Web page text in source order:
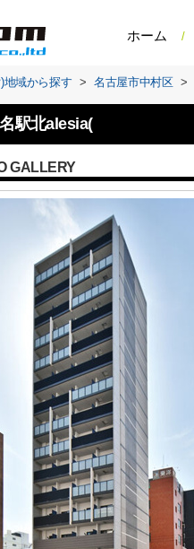
ホーム
地域から探す > 名古屋市中村区 >
駅北alesia(
GALLERY